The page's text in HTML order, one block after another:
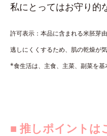
私にとってはお守り的
許可表示：本品に含まれる米胚芽
逃しにくくするため、肌の乾燥が
*食生活は、主食、主菜、副菜を基
■ 推しポイントは